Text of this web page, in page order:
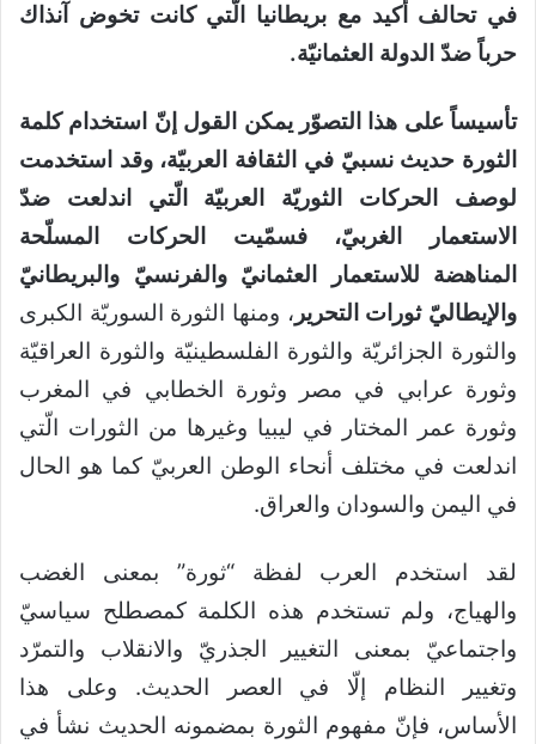
في تحالف أكيد مع بريطانيا الّتي كانت تخوض آنذاك
حرباً ضدّ الدولة العثمانيّة.
تأسيساً على هذا التصوّر يمكن القول إنّ استخدام كلمة
الثورة حديث نسبيّ في الثقافة العربيّة، وقد استخدمت
لوصف الحركات الثوريّة العربيّة الّتي اندلعت ضدّ
الاستعمار الغربيّ، فسمّيت الحركات المسلّحة
المناهضة للاستعمار العثمانيّ والفرنسيّ والبريطانيّ
والإيطاليّ ثورات التحرير ، ومنها الثورة السوريّة الكبرى
والثورة الجزائريّة والثورة الفلسطينيّة والثورة العراقيّة
وثورة عرابي في مصر وثورة الخطابي في المغرب
وثورة عمر المختار في ليبيا وغيرها من الثورات الّتي
اندلعت في مختلف أنحاء الوطن العربيّ كما هو الحال
في اليمن والسودان والعراق.
لقد استخدم العرب لفظة “ثورة” بمعنى الغضب
والهياج، ولم تستخدم هذه الكلمة كمصطلح سياسيّ
واجتماعيّ بمعنى التغيير الجذريّ والانقلاب والتمرّد
وتغيير النظام إلّا في العصر الحديث. وعلى هذا
الأساس، فإنّ مفهوم الثورة بمضمونه الحديث نشأ في